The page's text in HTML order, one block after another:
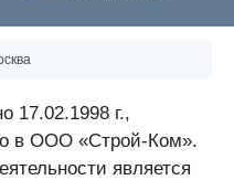
17.02.1998 г.,
в ООО «Строй-Ком».
является